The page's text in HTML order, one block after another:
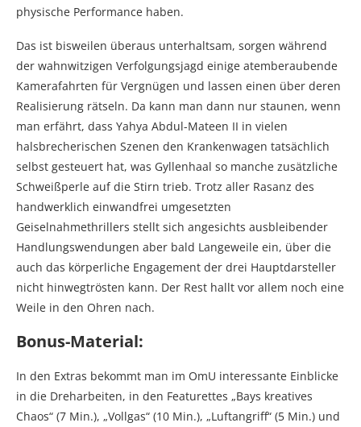
physische Performance haben.
Das ist bisweilen überaus unterhaltsam, sorgen während
der wahnwitzigen Verfolgungsjagd einige atemberaubende
Kamerafahrten für Vergnügen und lassen einen über deren
Realisierung rätseln. Da kann man dann nur staunen, wenn
man erfährt, dass Yahya Abdul-Mateen II in vielen
halsbrecherischen Szenen den Krankenwagen tatsächlich
selbst gesteuert hat, was Gyllenhaal so manche zusätzliche
Schweißperle auf die Stirn trieb. Trotz aller Rasanz des
handwerklich einwandfrei umgesetzten
Geiselnahmethrillers stellt sich angesichts ausbleibender
Handlungswendungen aber bald Langeweile ein, über die
auch das körperliche Engagement der drei Hauptdarsteller
nicht hinwegtrösten kann. Der Rest hallt vor allem noch eine
Weile in den Ohren nach.
Bonus-Material:
In den Extras bekommt man im OmU interessante Einblicke
in die Dreharbeiten, in den Featurettes „Bays kreatives
Chaos“ (7 Min.), „Vollgas“ (10 Min.), „Luftangriff“ (5 Min.) und